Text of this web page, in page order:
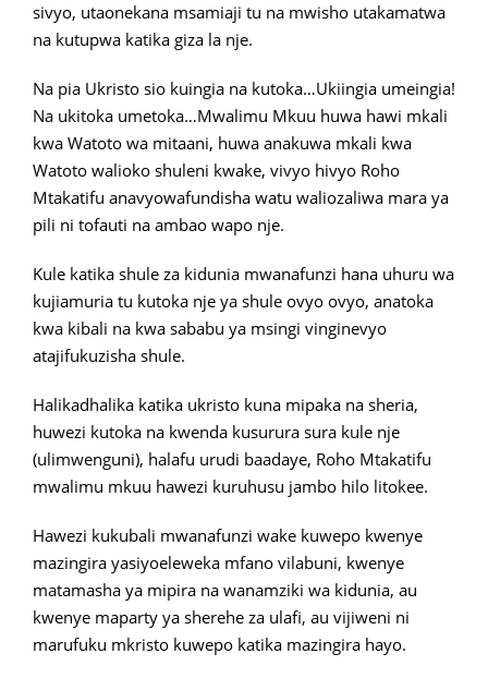
sivyo, utaonekana msamiaji tu na mwisho utakamatwa
na kutupwa katika giza la nje.
Na pia Ukristo sio kuingia na kutoka…Ukiingia umeingia!
Na ukitoka umetoka…Mwalimu Mkuu huwa hawi mkali
kwa Watoto wa mitaani, huwa anakuwa mkali kwa
Watoto walioko shuleni kwake, vivyo hivyo Roho
Mtakatifu anavyowafundisha watu waliozaliwa mara ya
pili ni tofauti na ambao wapo nje.
Kule katika shule za kidunia mwanafunzi hana uhuru wa
kujiamuria tu kutoka nje ya shule ovyo ovyo, anatoka
kwa kibali na kwa sababu ya msingi vinginevyo
atajifukuzisha shule.
Halikadhalika katika ukristo kuna mipaka na sheria,
huwezi kutoka na kwenda kusurura sura kule nje
(ulimwenguni), halafu urudi baadaye, Roho Mtakatifu
mwalimu mkuu hawezi kuruhusu jambo hilo litokee.
Hawezi kukubali mwanafunzi wake kuwepo kwenye
mazingira yasiyoeleweka mfano vilabuni, kwenye
matamasha ya mipira na wanamziki wa kidunia, au
kwenye maparty ya sherehe za ulafi, au vijiweni ni
marufuku mkristo kuwepo katika mazingira hayo.